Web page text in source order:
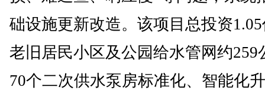
础设施更新改造。该项目总投资
老旧居民小区及公园给水管网约259
70个二次供水泵房标准化、智能化